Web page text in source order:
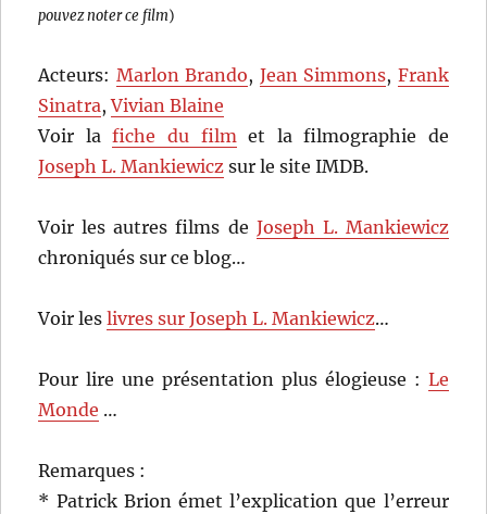
pouvez noter ce film)
Acteurs: Marlon Brando, Jean Simmons, Frank
Sinatra,Vivian Blaine
Voir lafiche du filmet la filmographie de
Joseph L. Mankiewicz sur le site IMDB.
Voir les autres films de Joseph L. Mankiewicz
chroniqués sur ce blog…
Voir leslivres sur Joseph L. Mankiewicz…
Pour lire une présentation plus élogieuse : Le
Monde …
Remarques :
* Patrick Brion émet l’explication que l’erreur